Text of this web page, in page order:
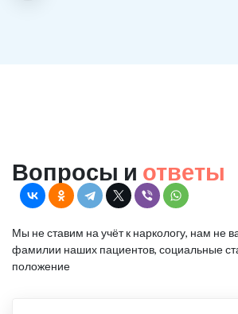
Вопросы и ответы
Мы не ставим на учёт к наркологу, нам не
фамилии наших пациентов, социальные
положение